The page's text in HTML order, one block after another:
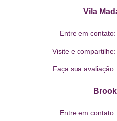
Vila
Entre em contato:
Visite e compartilhe:
Faça sua avaliação:
Entre em contato: